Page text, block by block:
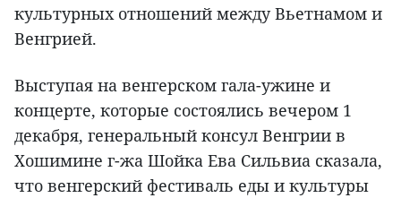
культурных отношений между Вьетнамом и
Венгрией.
Выступая на венгерском гала-ужине и
концерте, которые состоялись вечером 1
декабря, генеральный консул Венгрии в
Хошимине г-жа Шойка Ева Сильвиа сказала,
что венгерский фестиваль еды и культуры